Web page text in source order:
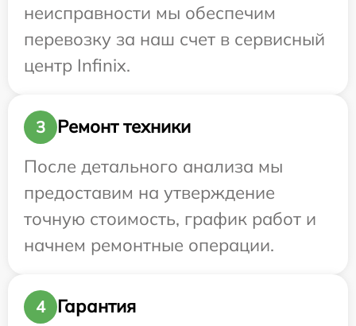
неисправности мы обеспечим
перевозку за наш счет в сервисный
центр Infinix.
3
Ремонт техники
После детального анализа мы
предоставим на утверждение
точную стоимость, график работ и
начнем ремонтные операции.
4 Гарантия